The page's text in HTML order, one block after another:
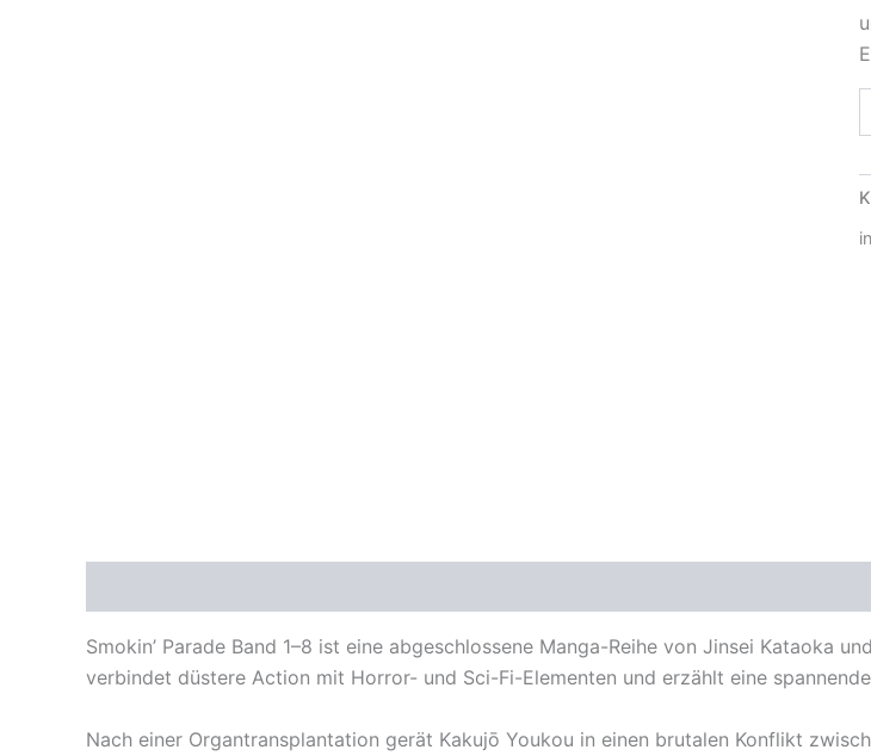
Smokin’ Parade Band 1–8 ist eine abgeschlossene Manga-Reihe von Jinsei Kataoka
verbindet düstere Action mit Horror- und Sci-Fi-Elementen und erzählt eine
Nach einer Organtransplantation gerät Kakujō Youkou in einen brutalen Konflikt